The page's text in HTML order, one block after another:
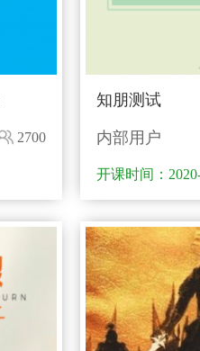
2700
知朋测试
内部用户
开课时间：